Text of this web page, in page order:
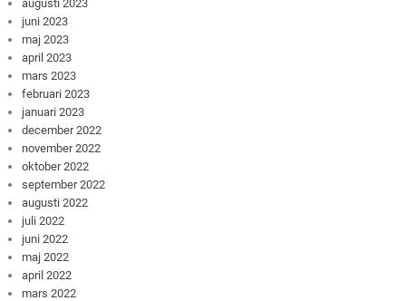
augusti 2023
juni 2023
maj 2023
april 2023
mars 2023
februari 2023
januari 2023
december 2022
november 2022
oktober 2022
september 2022
augusti 2022
juli 2022
juni 2022
maj 2022
april 2022
mars 2022